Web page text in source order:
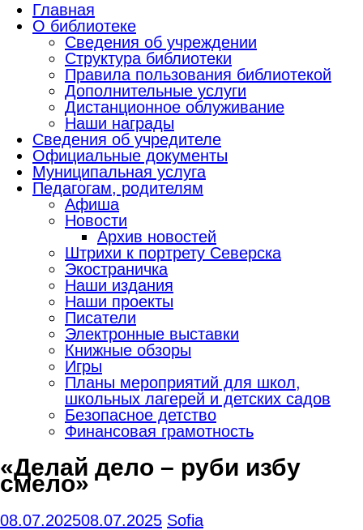
Главная
О библиотеке
Сведения об учреждении
Структура библиотеки
Правила пользования библиотекой
Дополнительные услуги
Дистанционное облуживание
Наши награды
Сведения об учредителе
Официальные документы
Муниципальная услуга
Педагогам, родителям
Афиша
Новости
Архив новостей
Штрихи к портрету Северска
Экостраничка
Наши издания
Наши проекты
Писатели
Электронные выставки
Книжные обзоры
Игры
Планы мероприятий для школ,
школьных лагерей и детских садов
Безопасное детство
Финансовая грамотность
«Делай дело – руби избу
смело»
08.07.202508.07.2025 Sofia